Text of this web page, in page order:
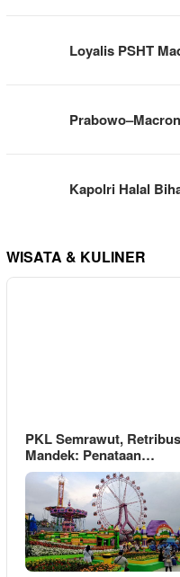
Loyalis PSHT
Kapolri Halal
WISATA & KULINER
PKL Semrawut,
Mandek: Penataan…